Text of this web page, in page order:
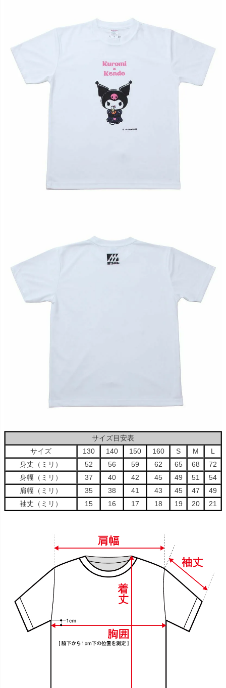
サイズ目安表
サイズ
130 140 150 160 S M
L
身丈（ミリ）
52 56 59 62 65 68
72
身幅（ミリ）
37 40 42 45 49 51
54
肩幅（ミリ）
35 38 41 43 45 47
49
袖丈（ミリ）
15 16 17 18 19 20 21